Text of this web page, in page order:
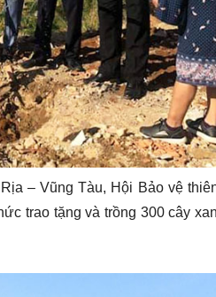
– Vũng Tàu, Hội Bảo vệ
trao tặng và trồng 300 cây